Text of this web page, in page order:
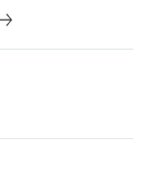
que você